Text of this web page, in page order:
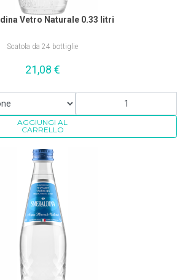
Vetro Naturale 0.33 litri
Scatola da 24 bottiglie
21,08 €
AGGIUNGI AL
CARRELLO